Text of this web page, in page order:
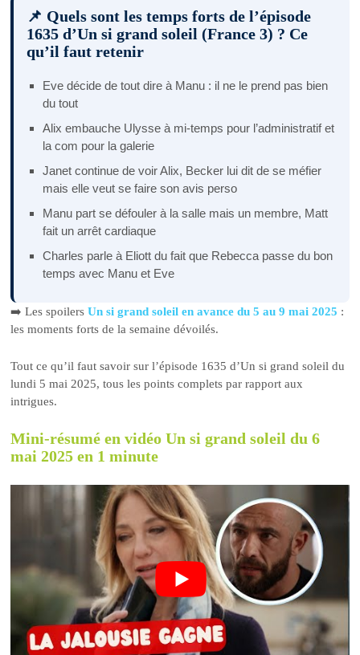
📌 Quels sont les temps forts de l’épisode
1635 d’Un si grand soleil (France 3) ? Ce
qu’il faut retenir
Eve décide de tout dire à Manu : il ne le prend pas bien
du tout
Alix embauche Ulysse à mi-temps pour l’administratif et
la com pour la galerie
Janet continue de voir Alix, Becker lui dit de se méfier
mais elle veut se faire son avis perso
Manu part se défouler à la salle mais un membre, Matt
fait un arrêt cardiaque
Charles parle à Eliott du fait que Rebecca passe du bon
temps avec Manu et Eve
➡️ Les spoilersUn si grand soleil en avance du 5 au 9 mai 2025 :
les moments forts de la semaine dévoilés.
Tout ce qu’il faut savoir sur l’épisode 1635 d’Un si grand soleil du
lundi 5 mai 2025, tous les points complets par rapport aux
intrigues.
Mini-résumé en vidéo Un si grand soleil du 6
mai 2025 en 1 minute